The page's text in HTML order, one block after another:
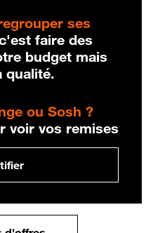
ses
faire des
budget mais
qualité.
ou Sosh ?
voir vos remises